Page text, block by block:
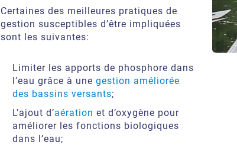
Certaines des meilleures pratiques de
gestion susceptibles d’être impliquées
sont les suivantes:
Limiter les apports de phosphore dans
l’eau grâce à une gestion améliorée
des bassins versants;
L’ajout d’aération et d’oxygène pour
améliorer les fonctions biologiques
dans l’eau;